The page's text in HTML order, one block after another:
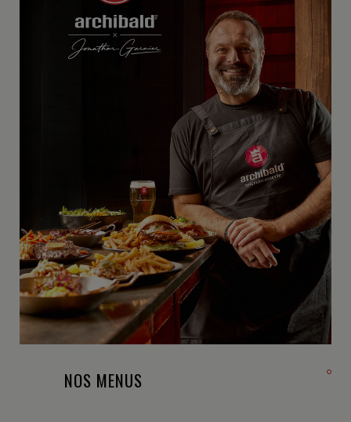
NOS MENUS